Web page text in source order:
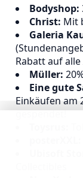
Bodyshop:
Christ: Mit
Galeria
Rabatt auf
Müller:
Eine gute
Einkäufen am
gespendet!